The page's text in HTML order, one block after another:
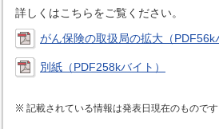
詳しくはこちらをご覧ください。
がん保険の取扱局の拡大（PDF56k
別紙（PDF258kバイト）
記載されている情報は発表日現在のもので